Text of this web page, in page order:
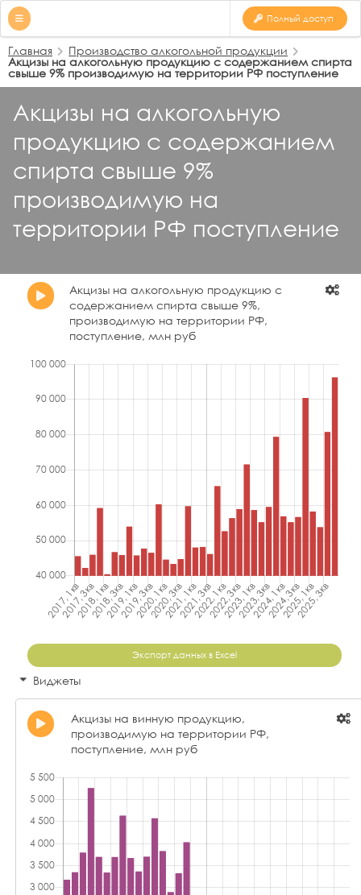
Полный доступ
Главная Производство алкогольной продукции
Акцизы на алкогольную продукцию с содержанием спирта
свыше 9% производимую на территории РФ поступление
Акцизы на алкогольную
продукцию с содержанием
спирта свыше 9%
производимую на
территории РФ поступление
Акцизы на алкогольную продукцию с
содержанием спирта свыше 9%,
производимую на территории РФ,
поступление, млн руб
Экспорт данных в Excel
Виджеты
Акцизы на винную продукцию,
производимую на территории РФ,
поступление, млн руб